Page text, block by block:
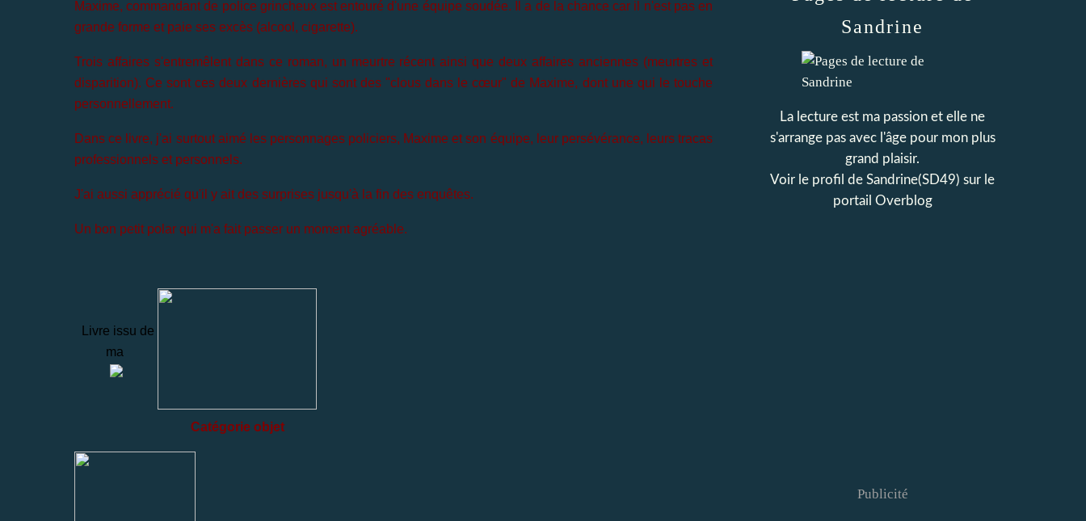
Maxime, commandant de police grincheux est entouré d'une équipe soudée. Il a de la chance car il n'est pas en
grande forme et paie ses excès (alcool, cigarette).
Trois affaires s'entremêlent dans ce roman, un meurtre récent ainsi que deux affaires anciennes (meurtres et
disparition). Ce sont ces deux dernières qui sont des "clous dans le cœur" de Maxime, dont une qui le touche
personnellement.
Dans ce livre, j'ai surtout aimé les personnages policiers, Maxime et son équipe, leur persévérance, leurs tracas
professionnels et personnels.
J'ai aussi apprécié qu'il y ait des surprises jusqu'à la fin des enquêtes.
Un bon petit polar qui m'a fait passer un moment agréable.
Livre issu de
ma
Catégorie objet
Sandrine
La lecture est ma passion et elle ne
s'arrange pas avec l'âge pour mon plus
grand plaisir.
Voir le profil de Sandrine(SD49) sur le
portail Overblog
Publicité